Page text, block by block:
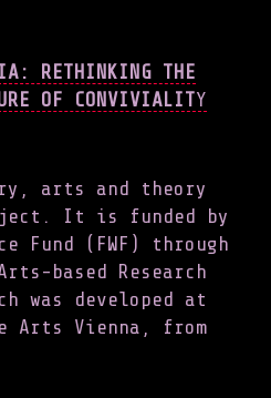
RETHINKING THE
OF CONVIVIALITY
arts and theory
It is funded by
Fund (FWF) through
based Research
was developed at
Arts Vienna, from